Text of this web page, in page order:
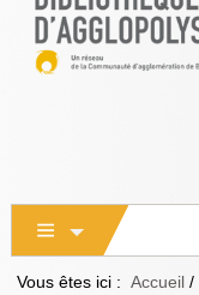
Vous êtes ici : Accueil /